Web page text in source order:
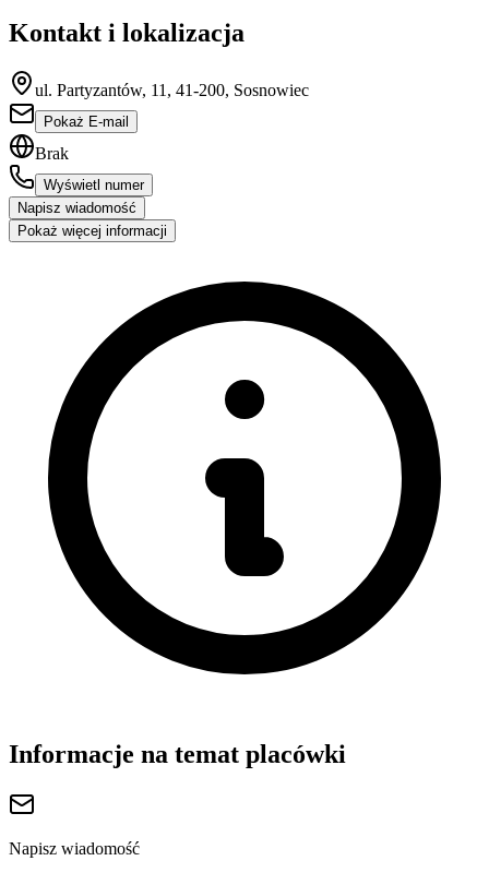
Kontakt i lokalizacja
ul. Partyzantów, 11, 41-200, Sosnowiec
Pokaż E-mail
Brak
Wyświetl numer
Napisz wiadomość
Pokaż więcej informacji
Informacje na temat placówki
Napisz wiadomość